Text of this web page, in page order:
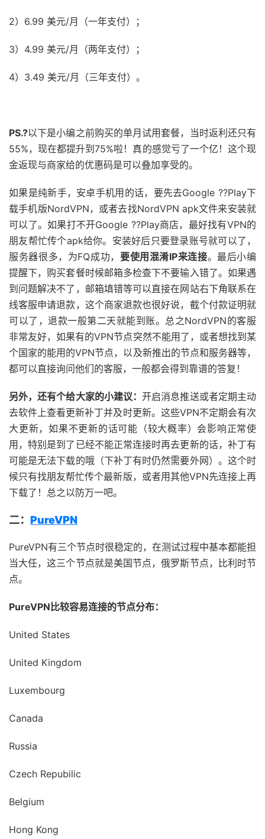
2）6.99 美元/月（一年支付）；
3）4.99 美元/月（两年支付）；
4）3.49 美元/月（三年支付）。
PS.?以下是小编之前购买的单月试用套餐，当时返利还只有
55%，现在都提升到75%啦！真的感觉亏了一个亿！这个现
金返现与商家给的优惠码是可以叠加享受的。
如果是纯新手，安卓手机用的话，要先去Google ??Play下
载手机版NordVPN，或者去找NordVPN apk文件来安装就
可以了。如果打不开Google ??Play商店，最好找有VPN的
朋友帮忙传个apk给你。安装好后只要登录账号就可以了，
服务器很多，为FQ成功， 要使用混淆IP来连接。最后小编
提醒下，购买套餐时候邮箱多检查下不要输入错了。如果遇
到问题解决不了，邮箱填错等可以直接在网站右下角联系在
线客服申请退款，这个商家退款也很好说，截个付款证明就
可以了，退款一般第二天就能到账。总之NordVPN的客服
非常友好，如果有的VPN节点突然不能用了，或者想找到某
个国家的能用的VPN节点，以及新推出的节点和服务器等，
都可以直接询问他们的客服，一般都会得到靠谱的答复！
另外，还有个给大家的小建议：开启消息推送或者定期主动
去软件上查看更新补丁并及时更新。这些VPN不定期会有次
大更新，如果不更新的话可能（较大概率）会影响正常使
用，特别是到了已经不能正常连接时再去更新的话，补丁有
可能是无法下载的哦（下补丁有时仍然需要外网）。这个时
候只有找朋友帮忙传个最新版，或者用其他VPN先连接上再
下载了！总之以防万一吧。
二： PureVPN
PureVPN有三个节点时很稳定的，在测试过程中基本都能担
当大任，这三个节点就是美国节点，俄罗斯节点，比利时节
点。
PureVPN比较容易连接的节点分布：
United States
United Kingdom
Luxembourg
Canada
Russia
Czech Repubilic
Belgium
Hong Kong